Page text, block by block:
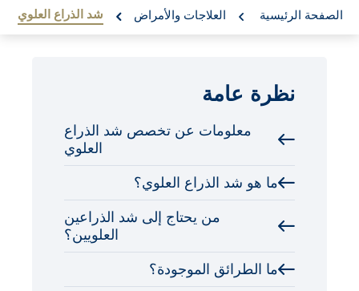
الصفحة الرئيسية العلاجات والأمراض شد الذراع العلوي
نظرة عامة
معلومات عن تخصص شد الذراع
العلوي
ما هو شد الذراع العلوي؟
من يحتاج إلى شد الذراعين
العلويين؟
ما الطرائق الموجودة؟